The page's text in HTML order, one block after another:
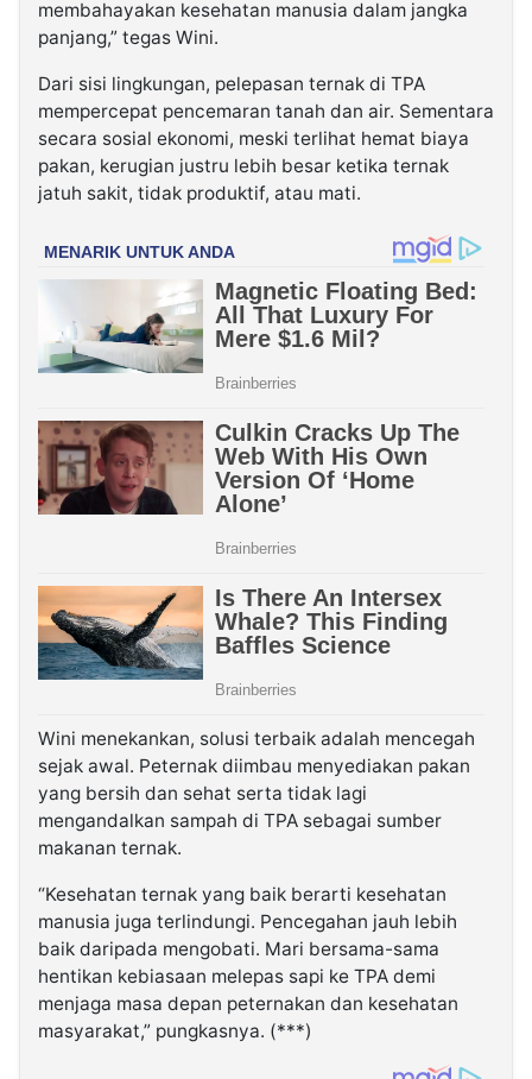
membahayakan kesehatan manusia dalam jangka
panjang,” tegas Wini.
Dari sisi lingkungan, pelepasan ternak di TPA
mempercepat pencemaran tanah dan air. Sementara
secara sosial ekonomi, meski terlihat hemat biaya
pakan, kerugian justru lebih besar ketika ternak
jatuh sakit, tidak produktif, atau mati.
Wini menekankan, solusi terbaik adalah mencegah
sejak awal. Peternak diimbau menyediakan pakan
yang bersih dan sehat serta tidak lagi
mengandalkan sampah di TPA sebagai sumber
makanan ternak.
“Kesehatan ternak yang baik berarti kesehatan
manusia juga terlindungi. Pencegahan jauh lebih
baik daripada mengobati. Mari bersama-sama
hentikan kebiasaan melepas sapi ke TPA demi
menjaga masa depan peternakan dan kesehatan
masyarakat,” pungkasnya. (***)